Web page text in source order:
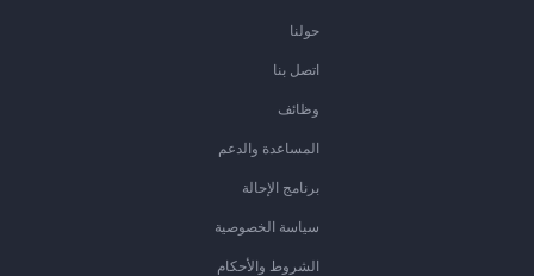
حولنا
اتصل بنا
وظائف
المساعدة والدعم
برنامج الإحالة
سياسة الخصوصية
الشروط والأحكام